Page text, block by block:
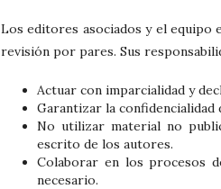
Los editores asociados y el equipo
revisión por pares. Sus
Actuar con imparcialidad y
Garantizar la
No utilizar material no
escrito de los autores.
Colaborar en los procesos
necesario.